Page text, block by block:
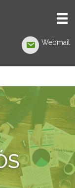
Webmail